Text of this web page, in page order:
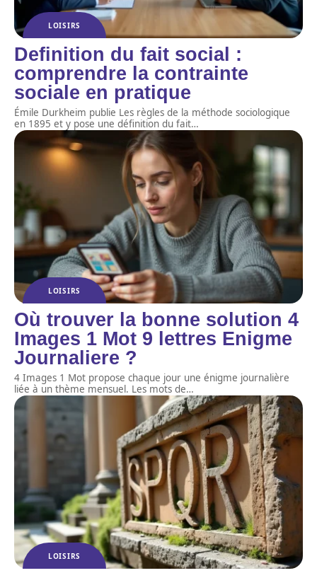
LOISIRS
Definition du fait social :
comprendre la contrainte
sociale en pratique
Émile Durkheim publie Les règles de la méthode sociologique
en 1895 et y pose une définition du fait…
LOISIRS
Où trouver la bonne solution 4
Images 1 Mot 9 lettres Enigme
Journaliere ?
4 Images 1 Mot propose chaque jour une énigme journalière
liée à un thème mensuel. Les mots de…
LOISIRS